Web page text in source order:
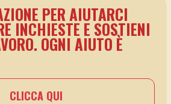
PER AIUTARCI
INCHIESTE E SOSTIENI
OGNI AIUTO È
CLICCA QUI